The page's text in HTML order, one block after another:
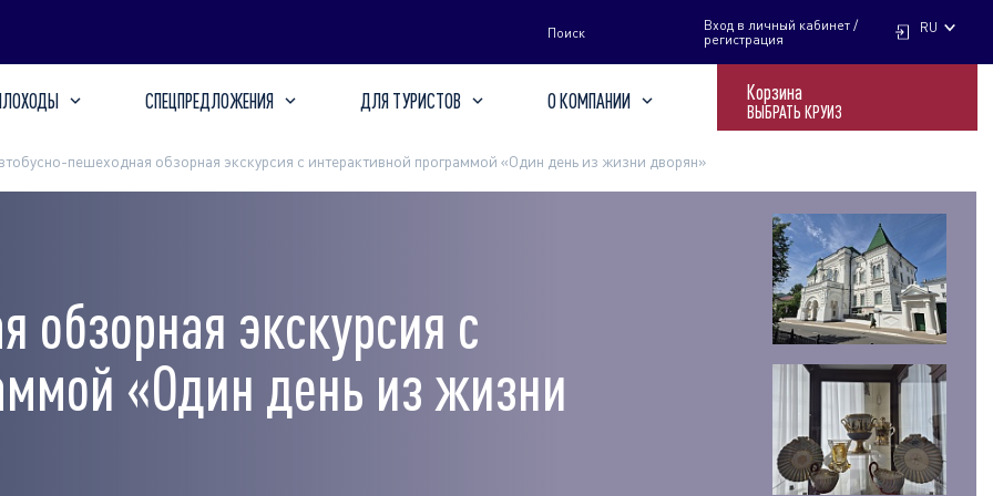
Поиск
Вход в личный кабинет /
регистрация
RU
СПЕЦПРЕДЛОЖЕНИЯ ДЛЯ ТУРИСТОВ О КОМПАНИИ Корзина
ВЫБРАТЬ КРУИЗ
пешеходная обзорная экскурсия с интерактивной программой «Один день из жизни дворян»
обзорная экскурсия с
«Один день из жизни